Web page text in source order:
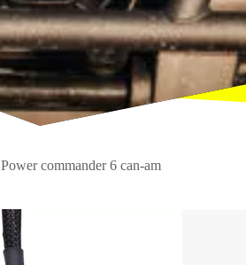
Power commander 6 can-am